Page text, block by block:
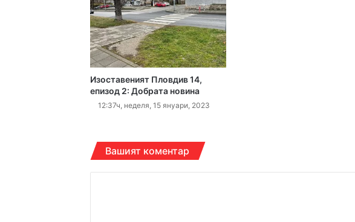
16:00ч, петък, 7 август, 2026
15:43ч, петък, 7 август, 2026
14:38ч, петък, 7 август, 2026
Изоставеният Пловдив 14,
епизод 2: Добрата новина
12:37ч, неделя, 15 януари, 2023
Вашият коментар